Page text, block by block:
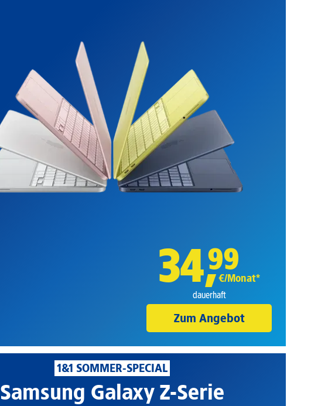
34,
99
€/Monat*
dauerhaft
Zum Angebot
1&1 SOMMER-SPECIAL
Samsung Galaxy Z-Serie